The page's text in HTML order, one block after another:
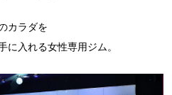
カラダを
に入れる女性専用ジム。